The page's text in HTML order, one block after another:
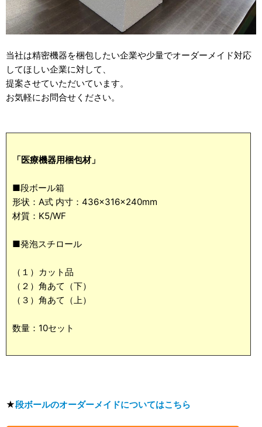
当社は精密機器を梱包したい企業や少量でオーダーメイド対応
してほしい企業に対して、
提案させていただいています。
お気軽にお問合せください。
「医療機器用梱包材」
■段ボール箱
形状：A式 内寸：436×316×240mm
材質：K5/WF
■発泡スチロール
（１）カット品
（２）角あて（下）
（３）角あて（上）
数量：10セット
★段ボールのオーダーメイドについてはこちら